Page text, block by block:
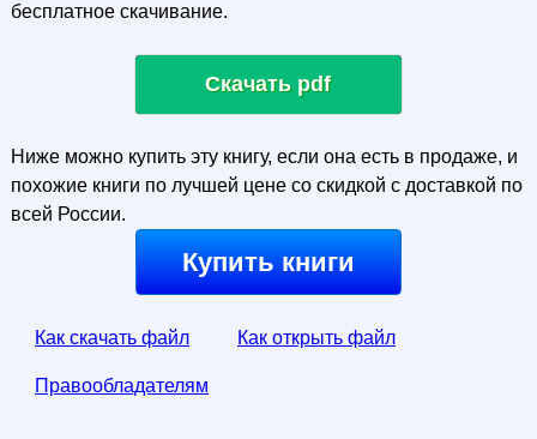
бесплатное скачивание.
Скачать pdf
Ниже можно купить эту книгу, если она есть в продаже, и
похожие книги по лучшей цене со скидкой с доставкой по
всей России.
Купить книги
Как скачать файл Как открыть файл
Правообладателям